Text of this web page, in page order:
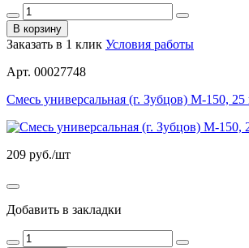
В корзину
Заказать в 1 клик Условия работы
Арт. 00027748
Смесь универсальная (г. Зубцов) М-150, 25
209 руб./шт
Добавить в закладки